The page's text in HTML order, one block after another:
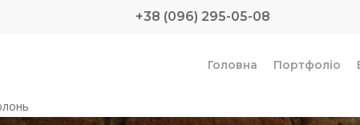
+38 (096) 295-05-08
Головна Портфоліо